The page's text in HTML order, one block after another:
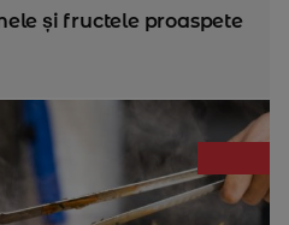
și fructele proaspete